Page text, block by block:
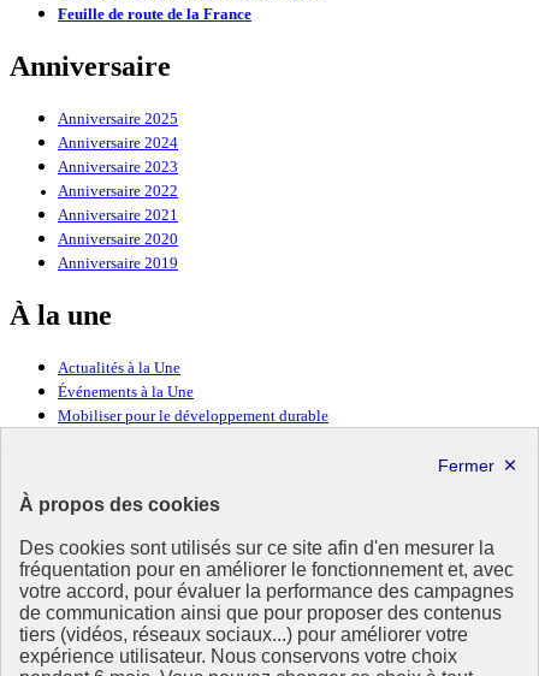
À propos des cookies
Des cookies sont utilisés sur ce site afin d'en mesurer la
fréquentation pour en améliorer le fonctionnement et, avec
votre accord, pour évaluer la performance des campagnes
de communication ainsi que pour proposer des contenus
tiers (vidéos, réseaux sociaux...) pour améliorer votre
expérience utilisateur. Nous conservons votre choix
Feuille de route de la France
Anniversaire
Anniversaire 2025
Anniversaire 2024
Anniversaire 2023
Anniversaire 2022
Anniversaire 2021
Anniversaire 2020
Anniversaire 2019
À la une
Actualités à la Une
Événements à la Une
Mobiliser pour le développement durable
Ressources
Ressources
La Méth’ODD
Gouvernement